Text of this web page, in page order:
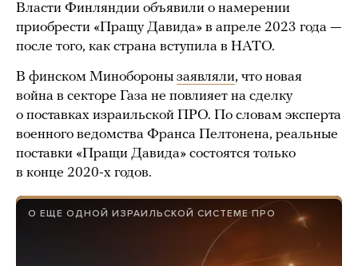
Власти Финляндии объявили о намерении
приобрести «Пращу Давида» в апреле 2023 года —
после того, как страна вступила в НАТО.
В финском Минобороны заявляли, что новая
война в секторе Газа не повлияет на сделку
о поставках израильской ПРО. По словам эксперта
военного ведомства Франса Пелтонена, реальные
поставки «Пращи Давида» состоятся только
в конце 2020-х годов.
О ЕЩЕ ОДНОЙ ИЗРАИЛЬСКОЙ СИСТЕМЕ ПРО